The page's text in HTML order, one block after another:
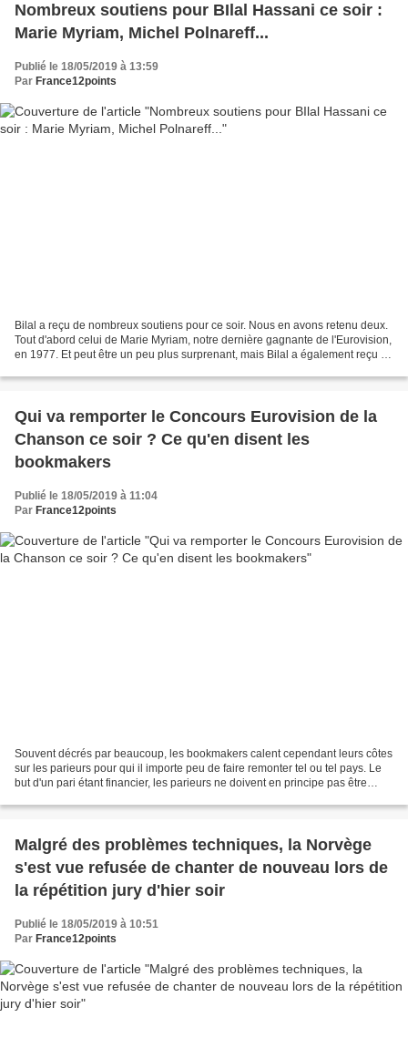
Nombreux soutiens pour BIlal Hassani ce soir :
Marie Myriam, Michel Polnareff...
Publié le 18/05/2019 à 13:59
Par France12points
Bilal a reçu de nombreux soutiens pour ce soir. Nous en avons retenu deux.
Tout d'abord celui de Marie Myriam, notre dernière gagnante de l'Eurovision,
en 1977. Et peut être un peu plus surprenant, mais Bilal a également reçu un
Qui va remporter le Concours Eurovision de la
Chanson ce soir ? Ce qu'en disent les
bookmakers
Publié le 18/05/2019 à 11:04
Par France12points
Souvent décrés par beaucoup, les bookmakers calent cependant leurs côtes
sur les parieurs pour qui il importe peu de faire remonter tel ou tel pays. Le
but d'un pari étant financier, les parieurs ne doivent en principe pas être
Malgré des problèmes techniques, la Norvège
s'est vue refusée de chanter de nouveau lors de
la répétition jury d'hier soir
Publié le 18/05/2019 à 10:51
Par France12points